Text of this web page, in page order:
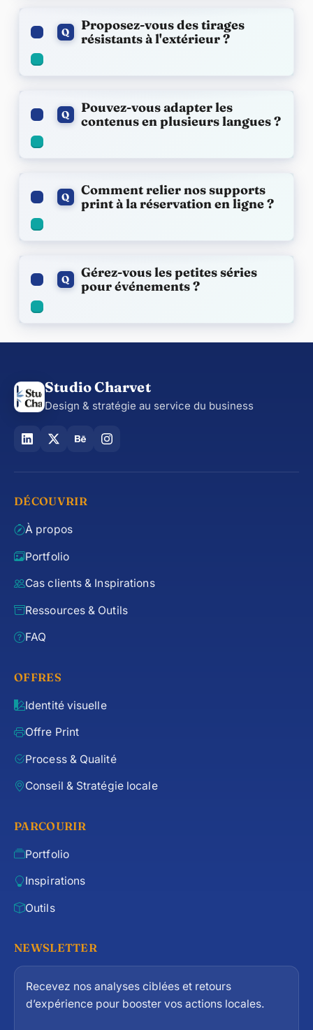
Q
Proposez-vous des tirages
résistants à l'extérieur ?
Q
Pouvez-vous adapter les
contenus en plusieurs langues ?
Q
Comment relier nos supports
print à la réservation en ligne ?
Q
Gérez-vous les petites séries
pour événements ?
Studio Charvet
Design & stratégie au service du business
DÉCOUVRIR
À propos
Portfolio
Cas clients & Inspirations
Ressources & Outils
FAQ
OFFRES
Identité visuelle
Offre Print
Process & Qualité
Conseil & Stratégie locale
PARCOURIR
Portfolio
Inspirations
Outils
NEWSLETTER
Recevez nos analyses ciblées et retours
d’expérience pour booster vos actions locales.